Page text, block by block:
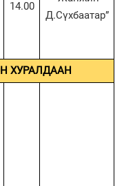
14.00
Д.Сүхбаатар”
ХУРАЛДААН